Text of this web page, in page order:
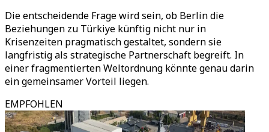
Die entscheidende Frage wird sein, ob Berlin die
Beziehungen zu Türkiye künftig nicht nur in
Krisenzeiten pragmatisch gestaltet, sondern sie
langfristig als strategische Partnerschaft begreift. In
einer fragmentierten Weltordnung könnte genau darin
ein gemeinsamer Vorteil liegen.
EMPFOHLEN